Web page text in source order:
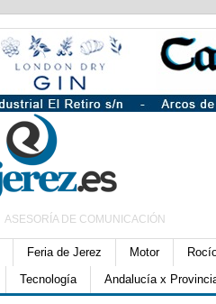
ASESORÍA DE COMUNICACIÓN
Feria de Jerez Motor
Tecnología Andalucía x